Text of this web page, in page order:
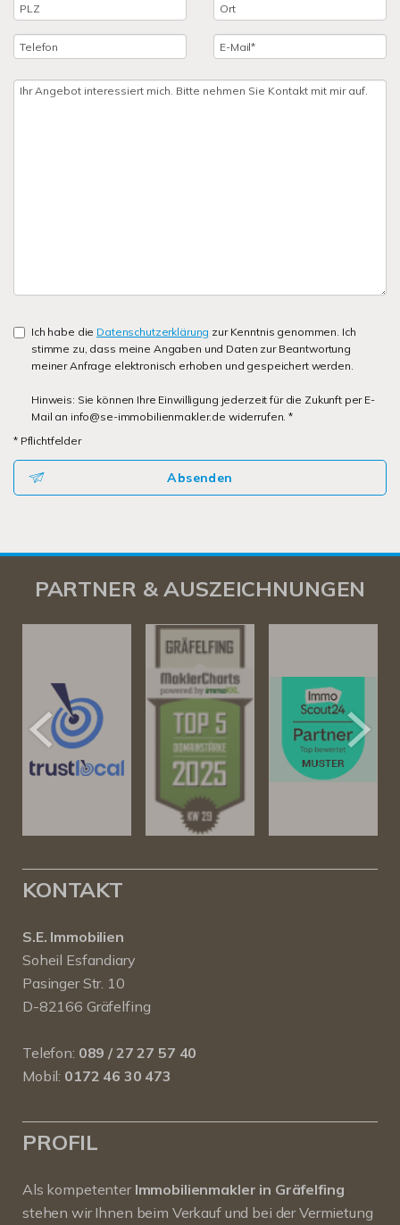
Ich habe die Datenschutzerklärung zur Kenntnis genommen. Ich
stimme zu, dass meine Angaben und Daten zur Beantwortung
meiner Anfrage elektronisch erhoben und gespeichert werden.
Hinweis: Sie können Ihre Einwilligung jederzeit für die Zukunft per E-
Mail an info@se-immobilienmakler.de widerrufen. *
* Pflichtfelder
Absenden
PARTNER & AUSZEICHNUNGEN
KONTAKT
S.E. Immobilien
Soheil Esfandiary
Pasinger Str. 10
D-82166 Gräfelfing
Telefon: 089 / 27 27 57 40
Mobil: 0172 46 30 473
PROFIL
Als kompetenter Immobilienmakler in Gräfelfing
stehen wir Ihnen beim Verkauf und bei der Vermietung